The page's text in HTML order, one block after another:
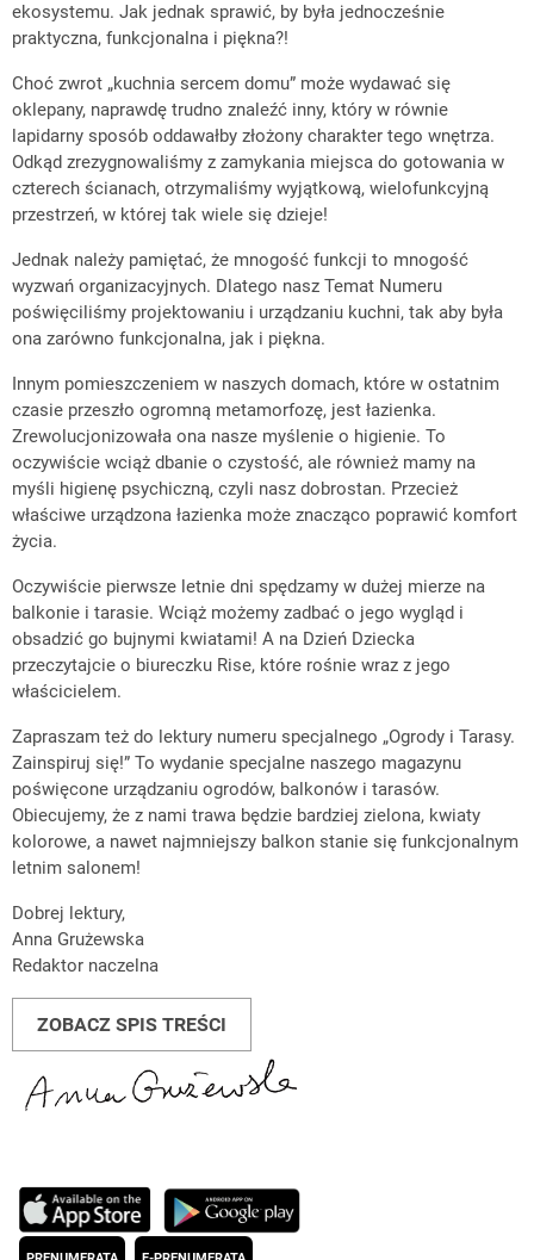
ekosystemu. Jak jednak sprawić, by była jednocześnie
praktyczna, funkcjonalna i piękna?!
Choć zwrot „kuchnia sercem domu” może wydawać się
oklepany, naprawdę trudno znaleźć inny, który w równie
lapidarny sposób oddawałby złożony charakter tego wnętrza.
Odkąd zrezygnowaliśmy z zamykania miejsca do gotowania w
czterech ścianach, otrzymaliśmy wyjątkową, wielofunkcyjną
przestrzeń, w której tak wiele się dzieje!
Jednak należy pamiętać, że mnogość funkcji to mnogość
wyzwań organizacyjnych. Dlatego nasz Temat Numeru
poświęciliśmy projektowaniu i urządzaniu kuchni, tak aby była
ona zarówno funkcjonalna, jak i piękna.
Innym pomieszczeniem w naszych domach, które w ostatnim
czasie przeszło ogromną metamorfozę, jest łazienka.
Zrewolucjonizowała ona nasze myślenie o higienie. To
oczywiście wciąż dbanie o czystość, ale również mamy na
myśli higienę psychiczną, czyli nasz dobrostan. Przecież
właściwe urządzona łazienka może znacząco poprawić komfort
życia.
Oczywiście pierwsze letnie dni spędzamy w dużej mierze na
balkonie i tarasie. Wciąż możemy zadbać o jego wygląd i
obsadzić go bujnymi kwiatami! A na Dzień Dziecka
przeczytajcie o biureczku Rise, które rośnie wraz z jego
właścicielem.
Zapraszam też do lektury numeru specjalnego „Ogrody i Tarasy.
Zainspiruj się!” To wydanie specjalne naszego magazynu
poświęcone urządzaniu ogrodów, balkonów i tarasów.
Obiecujemy, że z nami trawa będzie bardziej zielona, kwiaty
kolorowe, a nawet najmniejszy balkon stanie się funkcjonalnym
letnim salonem!
Dobrej lektury,
Anna Grużewska
Redaktor naczelna
ZOBACZ SPIS TREŚCI